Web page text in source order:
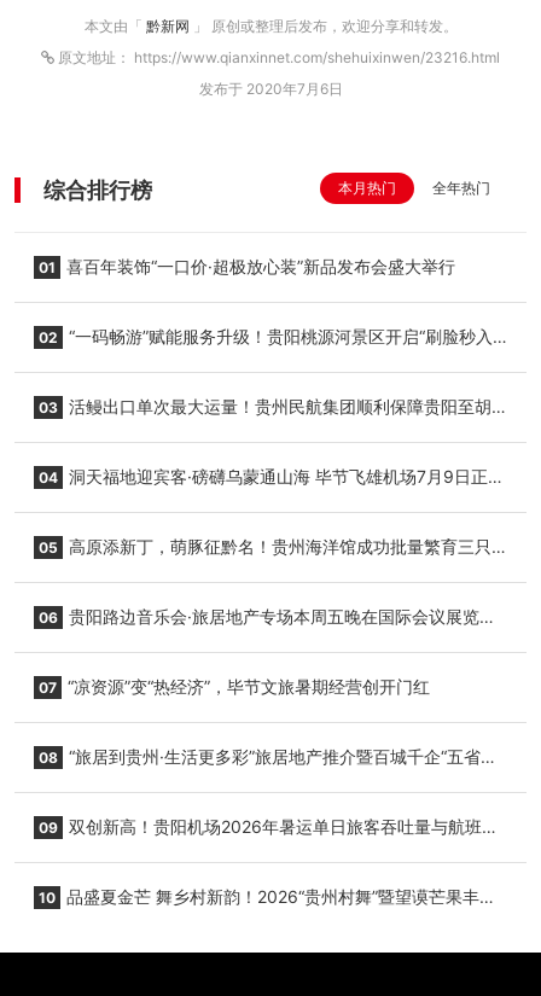
本文由「 黔新网 」 原创或整理后发布，欢迎分享和转发。
原文地址： https://www.qianxinnet.com/shehuixinwen/23216.html
发布于 2020年7月6日
综合排行榜 本月热门 全年热门
01 喜百年装饰“一口价·超极放心装”新品发布会盛大举行
02 “一码畅游”赋能服务升级！贵阳桃源河景区开启“刷脸秒入
03 活鳗出口单次最大运量！贵州民航集团顺利保障贵阳至胡
04 洞天福地迎宾客·磅礴乌蒙通山海 毕节飞雄机场7月9日正式
05 高原添新丁，萌豚征黔名！贵州海洋馆成功批量繁育三只
06 贵阳路边音乐会·旅居地产专场本周五晚在国际会议展览中
07 “凉资源”变“热经济”，毕节文旅暑期经营创开门红
08 “旅居到贵州·生活更多彩”旅居地产推介暨百城千企“五省
09 双创新高！贵阳机场2026年暑运单日旅客吞吐量与航班起
10 品盛夏金芒 舞乡村新韵！2026“贵州村舞”暨望谟芒果丰收